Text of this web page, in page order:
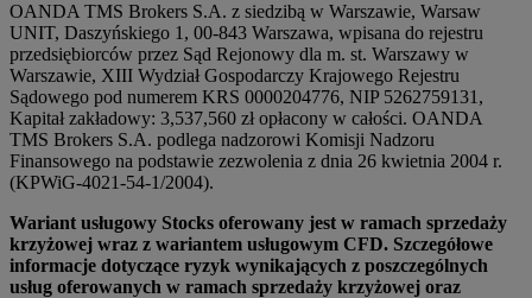
OANDA TMS Brokers S.A. z siedzibą w Warszawie, Warsaw
UNIT, Daszyńskiego 1, 00-843 Warszawa, wpisana do rejestru
przedsiębiorców przez Sąd Rejonowy dla m. st. Warszawy w
Warszawie, XIII Wydział Gospodarczy Krajowego Rejestru
Sądowego pod numerem KRS 0000204776, NIP 5262759131,
Kapitał zakładowy: 3,537,560 zł opłacony w całości. OANDA
TMS Brokers S.A. podlega nadzorowi Komisji Nadzoru
Finansowego na podstawie zezwolenia z dnia 26 kwietnia 2004 r.
(KPWiG-4021-54-1/2004).
Wariant usługowy Stocks oferowany jest w ramach sprzedaży
krzyżowej wraz z wariantem usługowym CFD. Szczegółowe
informacje dotyczące ryzyk wynikających z poszczególnych
usług oferowanych w ramach sprzedaży krzyżowej oraz